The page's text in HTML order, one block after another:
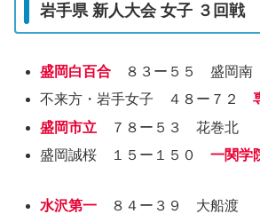
岩手県 新人大会 女子 ３回戦
盛岡白百合 ８３ー５５ 盛岡南
不来方・岩手女子 ４８ー７２
盛岡市立 ７８ー５３ 花巻北
盛岡誠桜 １５ー１５０一関学
水沢第一 ８４ー３９ 大船渡